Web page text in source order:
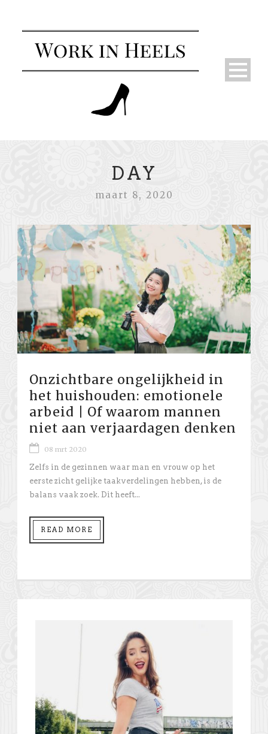
DAY
maart 8, 2020
Onzichtbare ongelijkheid in
het huishouden: emotionele
arbeid | Of waarom mannen
niet aan verjaardagen denken
08 mrt 2020
Zelfs in de gezinnen waar man en vrouw op het
eerste zicht gelijke taakverdelingen hebben, is de
balans vaak zoek. Dit heeft...
READ MORE